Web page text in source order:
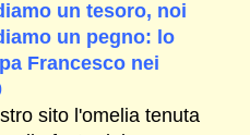
un tesoro, noi
un pegno: lo
Francesco nei
sito l'omelia tenuta